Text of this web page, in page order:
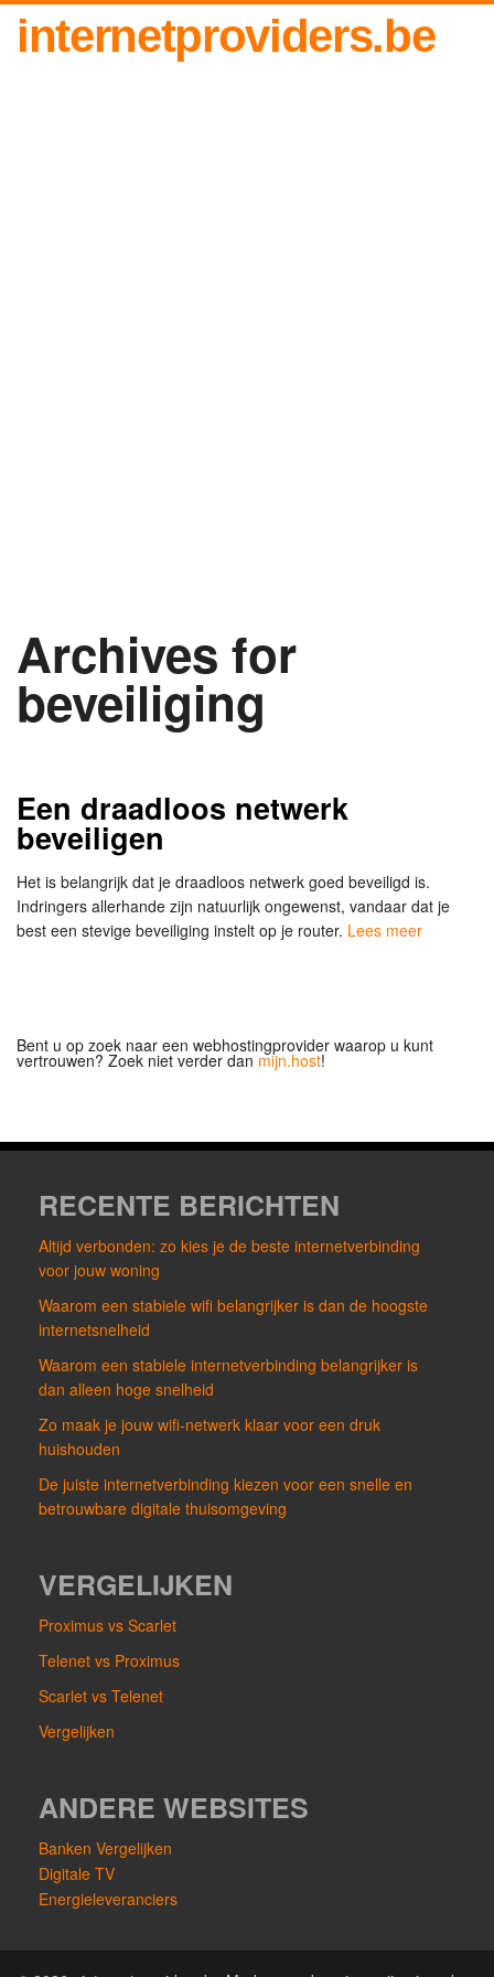
internetproviders.be
Archives for
beveiliging
Een draadloos netwerk
beveiligen
Het is belangrijk dat je draadloos netwerk goed beveiligd is.
Indringers allerhande zijn natuurlijk ongewenst, vandaar dat je
best een stevige beveiliging instelt op je router. Lees meer
Bent u op zoek naar een webhostingprovider waarop u kunt
vertrouwen? Zoek niet verder dan mijn.host!
RECENTE BERICHTEN
Altijd verbonden: zo kies je de beste internetverbinding
voor jouw woning
Waarom een stabiele wifi belangrijker is dan de hoogste
internetsnelheid
Waarom een stabiele internetverbinding belangrijker is
dan alleen hoge snelheid
Zo maak je jouw wifi-netwerk klaar voor een druk
huishouden
De juiste internetverbinding kiezen voor een snelle en
betrouwbare digitale thuisomgeving
VERGELIJKEN
Proximus vs Scarlet
Telenet vs Proximus
Scarlet vs Telenet
Vergelijken
ANDERE WEBSITES
Banken Vergelijken
Digitale TV
Energieleveranciers